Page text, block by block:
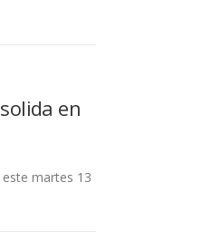
en
martes 13